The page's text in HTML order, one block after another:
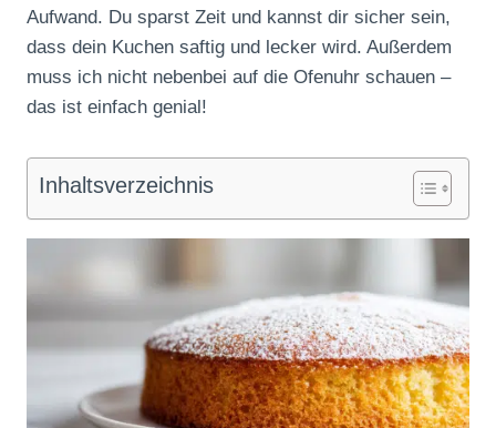
Aufwand. Du sparst Zeit und kannst dir sicher sein,
dass dein Kuchen saftig und lecker wird. Außerdem
muss ich nicht nebenbei auf die Ofenuhr schauen –
das ist einfach genial!
Inhaltsverzeichnis